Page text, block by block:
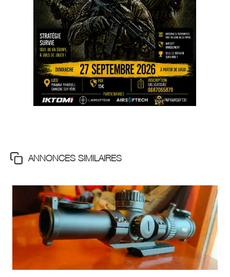
ANNONCES SIMILAIRES